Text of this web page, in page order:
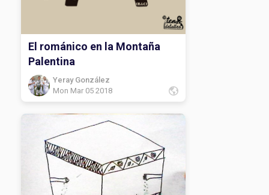
El románico en la Montaña
Palentina
Yeray González
Mon Mar 05 2018